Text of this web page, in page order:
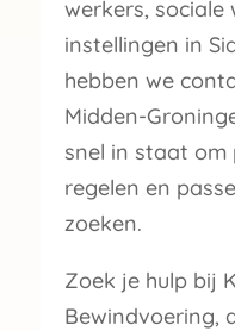
werkers, sociale
instellingen in
hebben we
Midden-
snel in staat
regelen en
zoeken.
Zoek je hulp bij
Bewindvoering,